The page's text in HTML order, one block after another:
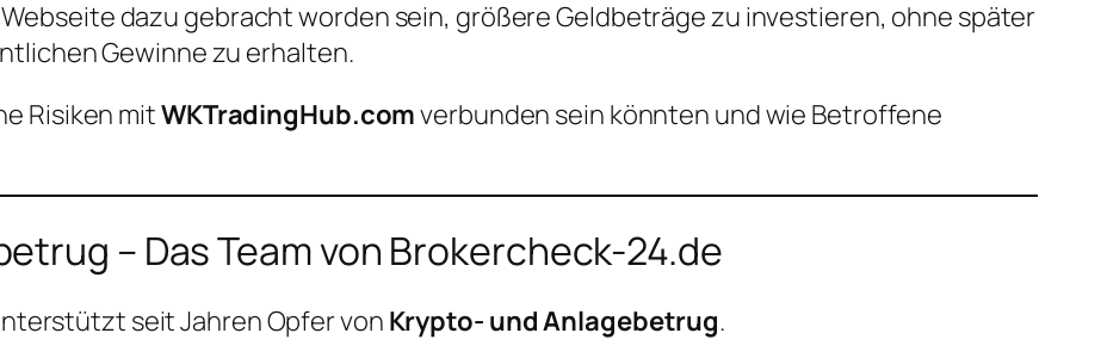
dazu gebracht worden sein, größere Geldbeträge zu investieren, ohne später
Gewinne zu erhalten.
Risiken mitWKTradingHub.comverbunden sein könnten und wie Betroffene
– Das Team von Brokercheck-24.de
seit Jahren Opfer von Krypto- und Anlagebetrug.